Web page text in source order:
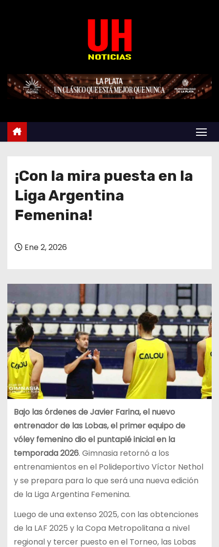
e
¡Con la mira puesta en la
Liga Argentina
Femenina!
Ene 2, 2026
Bajo las órdenes de Javier Farina, el nuevo
entrenador de las Lobas, el primer equipo de
vóley femenino dio el puntapié inicial en la
temporada 2026. Gimnasia retornó a los
entrenamientos en el Polideportivo Víctor Nethol
y se prepara para lo que será una nueva edición
de la Liga Argentina Femenina.
Luego de una extenso 2025, con las obtenciones
de la LAF 2025 y la Copa Metropolitana a nivel
regional y tercer puesto en el Torneo, las Lobas